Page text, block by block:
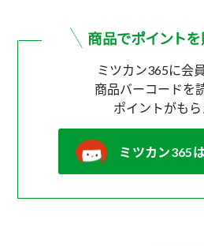
ミツカン365に会
商品バーコードを
ポイントがもら
ミツカン365